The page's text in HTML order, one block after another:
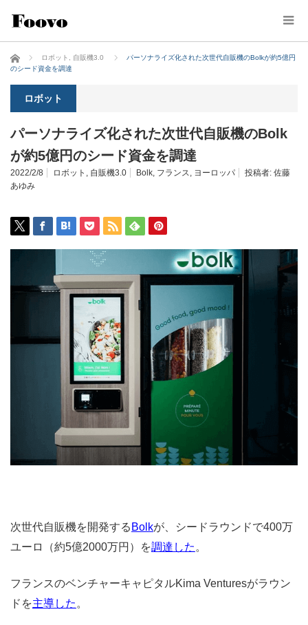
ホーム ロボット 自販機3.0
パーソナライズ化された次世代自販機のBolkが約5億円
のシード資金を調達
ロボット
パーソナライズ化された次世代自販機のBolk
が約5億円のシード資金を調達
2022/2/8 ロボット , 自販機3.0 Bolk, フランス, ヨーロッパ 投稿者: 佐藤
あゆみ
次世代自販機を開発する Bolkが、シードラウンドで400万
ユーロ（約5億2000万円）を調達した 。
フランスのベンチャーキャピタルKima Venturesがラウン
ドを主導した 。